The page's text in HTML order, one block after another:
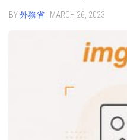
BY外務省 · MARCH 26, 2023